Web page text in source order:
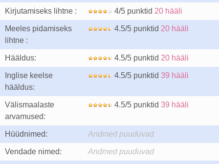
Kirjutamiseks lihtne : 4/5 punktid 20 hääli
Meeles pidamiseks
lihtne :
4.5/5 punktid 20 hääli
Hääldus: 4.5/5 punktid 20 hääli
Inglise keelse
hääldus:
4.5/5 punktid 39 hääli
Välismaalaste
arvamused:
4.5/5 punktid 39 hääli
Hüüdnimed: Andmed puuduvad
Vendade nimed: Andmed puuduvad